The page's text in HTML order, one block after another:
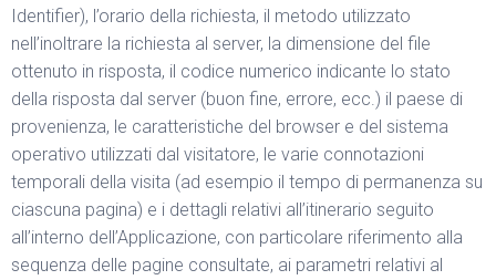
Identifier), l’orario della richiesta, il metodo utilizzato
nell’inoltrare la richiesta al server, la dimensione del file
ottenuto in risposta, il codice numerico indicante lo stato
della risposta dal server (buon fine, errore, ecc.) il paese di
provenienza, le caratteristiche del browser e del sistema
operativo utilizzati dal visitatore, le varie connotazioni
temporali della visita (ad esempio il tempo di permanenza su
ciascuna pagina) e i dettagli relativi all’itinerario seguito
all’interno dell’Applicazione, con particolare riferimento alla
sequenza delle pagine consultate, ai parametri relativi al